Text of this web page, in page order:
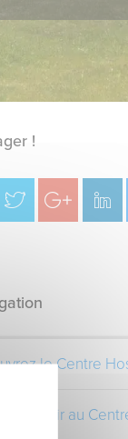
!
le Centre
venir au